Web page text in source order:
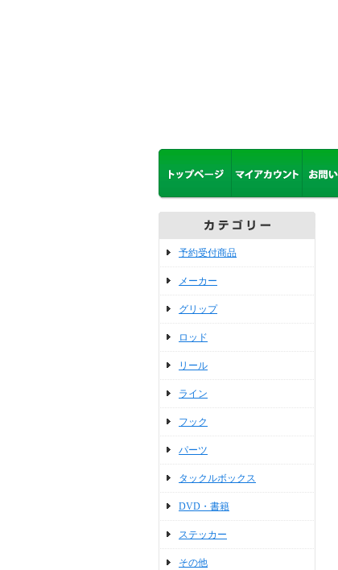
予約受付商品
メーカー
グリップ
ロッド
リール
ライン
フック
パーツ
タックルボックス
DVD・書籍
ステッカー
その他